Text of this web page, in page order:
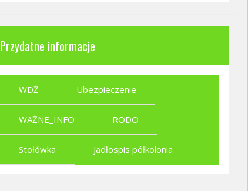
Przydatne informacje
WDŻ Ubezpieczenie
WAŻNE_INFO RODO
Stołówka Jadłospis półkolonia